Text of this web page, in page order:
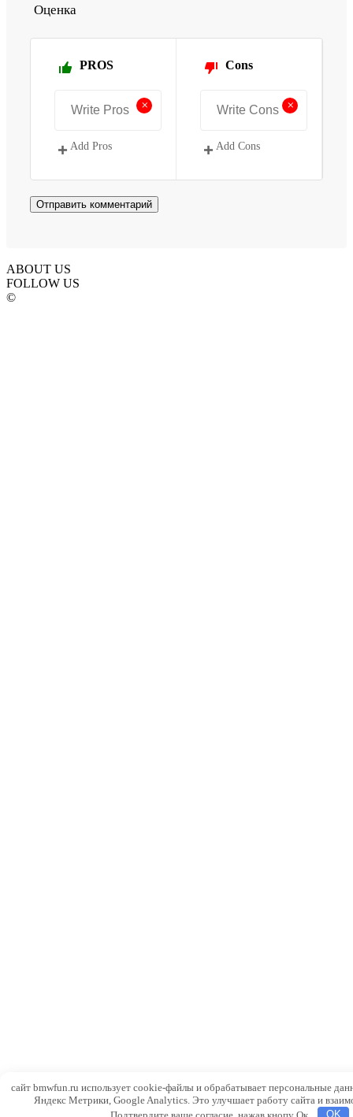
Оценка
PROS
+
Add Pros
Cons
+
Add Cons
ABOUT US
FOLLOW US
©
сайт bmwfun.ru использует cookie-файлы и обрабатывает персональные
Яндекс Метрики, Google Analytics. Это улучшает работу сайта и
Подтвердите ваше согласие, нажав кнопу Ок.
OK